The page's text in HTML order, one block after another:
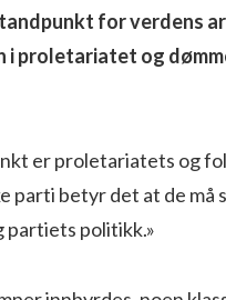
for verdens
i proletariatet og
er proletariatets og
parti betyr det at de
politikk.»